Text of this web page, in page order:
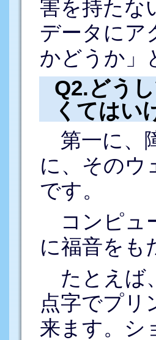
害を持たな
データにア
かどうか」
Q2.どう
くてはい
第一に、
に、そのウ
です。
コンピュ
に福音をも
たとえば
点字でプリ
来ます。シ